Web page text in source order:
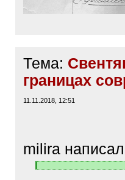
Тема:
границах
11.11.2018, 12:51
milira
[[